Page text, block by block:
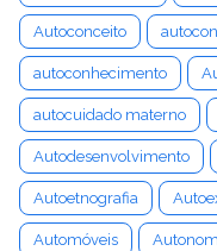
Autoconceito
autoconhecimento
autocuidado materno
Autodesenvolvimento
Autoetnografia
Automóveis